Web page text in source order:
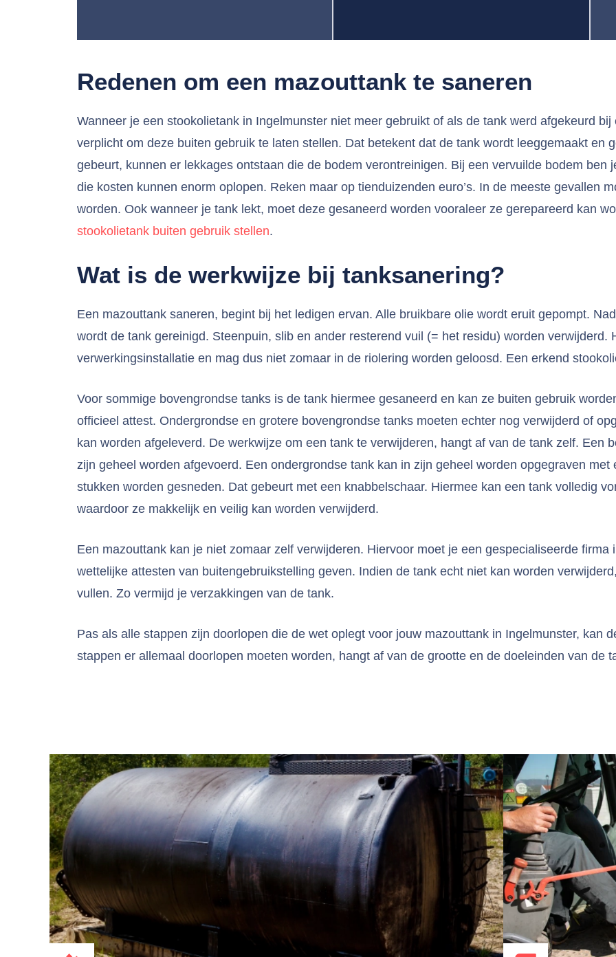
Redenen om een mazouttank te saneren
Wanneer je een stookolietank in Ingelmunster niet meer gebruikt of als de tank werd afgekeurd
verplicht om deze buiten gebruik te laten stellen. Dat betekent dat de tank wordt leeggemaakt en
gebeurt, kunnen er lekkages ontstaan die de bodem verontreinigen. Bij een vervuilde bodem ben
die kosten kunnen enorm oplopen. Reken maar op tienduizenden euro’s. In de meeste gevallen
worden. Ook wanneer je tank lekt, moet deze gesaneerd worden vooraleer ze gerepareerd kan
stookolietank buiten gebruik stellen.
Wat is de werkwijze bij tanksanering?
Een mazouttank saneren, begint bij het ledigen ervan. Alle bruikbare olie wordt eruit gepompt.
wordt de tank gereinigd. Steenpuin, slib en ander resterend vuil (= het residu) worden verwijderd.
verwerkingsinstallatie en mag dus niet zomaar in de riolering worden geloosd. Een erkend
Voor sommige bovengrondse tanks is de tank hiermee gesaneerd en kan ze buiten gebruik
officieel attest. Ondergrondse en grotere bovengrondse tanks moeten echter nog verwijderd of
kan worden afgeleverd. De werkwijze om een tank te verwijderen, hangt af van de tank zelf. Een
zijn geheel worden afgevoerd. Een ondergrondse tank kan in zijn geheel worden opgegraven
stukken worden gesneden. Dat gebeurt met een knabbelschaar. Hiermee kan een tank volledig
waardoor ze makkelijk en veilig kan worden verwijderd.
Een mazouttank kan je niet zomaar zelf verwijderen. Hiervoor moet je een gespecialiseerde
wettelijke attesten van buitengebruikstelling geven. Indien de tank echt niet kan worden
vullen. Zo vermijd je verzakkingen van de tank.
Pas als alle stappen zijn doorlopen die de wet oplegt voor jouw mazouttank in Ingelmunster, kan
stappen er allemaal doorlopen moeten worden, hangt af van de grootte en de doeleinden van de